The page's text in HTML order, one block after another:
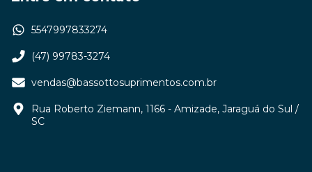
5547997833274
(47) 99783-3274
vendas@bassottosuprimentos.com.br
Rua Roberto Ziemann, 1166 - Amizade, Jaraguá do Sul /
SC